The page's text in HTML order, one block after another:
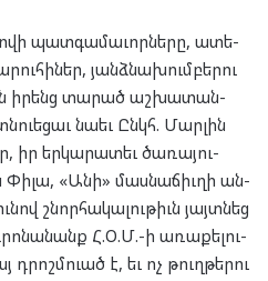
պատ­գա­մա­ւոր­նե­րը, ատե­
յանձ­նա­խում­բե­րու
իրենց տա­րած աշ­խա­տան­
նա­եւ Ընկհ. Մար­լին
իր եր­կա­րա­տեւ ծա­ռա­յու­
Փի­լա, «Անի» մաս­նա­ճիւ­ղի ան­
շնոր­հա­կա­լու­թիւն յայտ­նեց
Հ.Օ.Մ.-ի առա­քե­լու­
դրոշմ­ուած է, եւ ոչ թուղ­թե­րու